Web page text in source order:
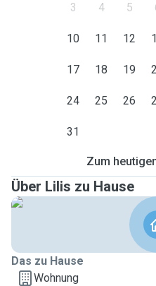
3 4 5
10 11 12
17 18 19
24 25 26
31
Zum
Über Lilis zu Hause
Das zu Hause
Wohnung